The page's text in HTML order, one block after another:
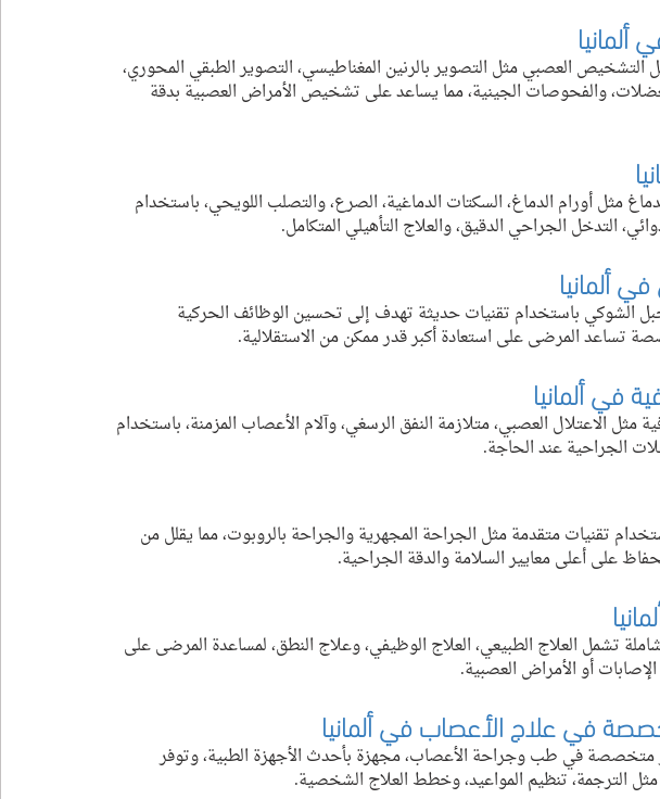
التشخيص العصبي مثل التصوير بالرنين المغناطيسي، التصوير الطبقي المحوري،
والفحوصات الجينية، مما يساعد على تشخيص الأمراض العصبية بدقة
مثل أورام الدماغ، السكتات الدماغية، الصرع، والتصلب اللويحي، باستخدام
التدخل الجراحي الدقيق، والعلاج التأهيلي المتكامل.
ألمانيا
الشوكي باستخدام تقنيات حديثة تهدف إلى تحسين الوظائف الحركية
تساعد المرضى على استعادة أكبر قدر ممكن من الاستقلالية.
في ألمانيا
الاعتلال العصبي، متلازمة النفق الرسغي، وآلام الأعصاب المزمنة، باستخدام
الجراحية عند الحاجة.
تقنيات متقدمة مثل الجراحة المجهرية والجراحة بالروبوت، مما يقلل من
على أعلى معايير السلامة والدقة الجراحية.
تشمل العلاج الطبيعي، العلاج الوظيفي، وعلاج النطق، لمساعدة المرضى على
أو الأمراض العصبية.
في علاج الأعصاب في ألمانيا
متخصصة في طب وجراحة الأعصاب، مجهزة بأحدث الأجهزة الطبية، وتوفر
الترجمة، تنظيم المواعيد، وخطط العلاج الشخصية.